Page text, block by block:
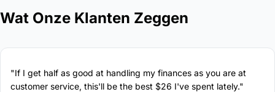
Wat Onze Klanten Zeggen
"If I get half as good at handling my finances as you are at
customer service, this'll be the best $26 I've spent lately."